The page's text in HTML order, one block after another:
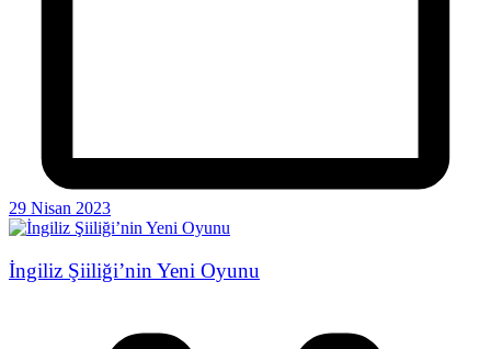
29 Nisan 2023
İngiliz Şiiliği’nin Yeni Oyunu